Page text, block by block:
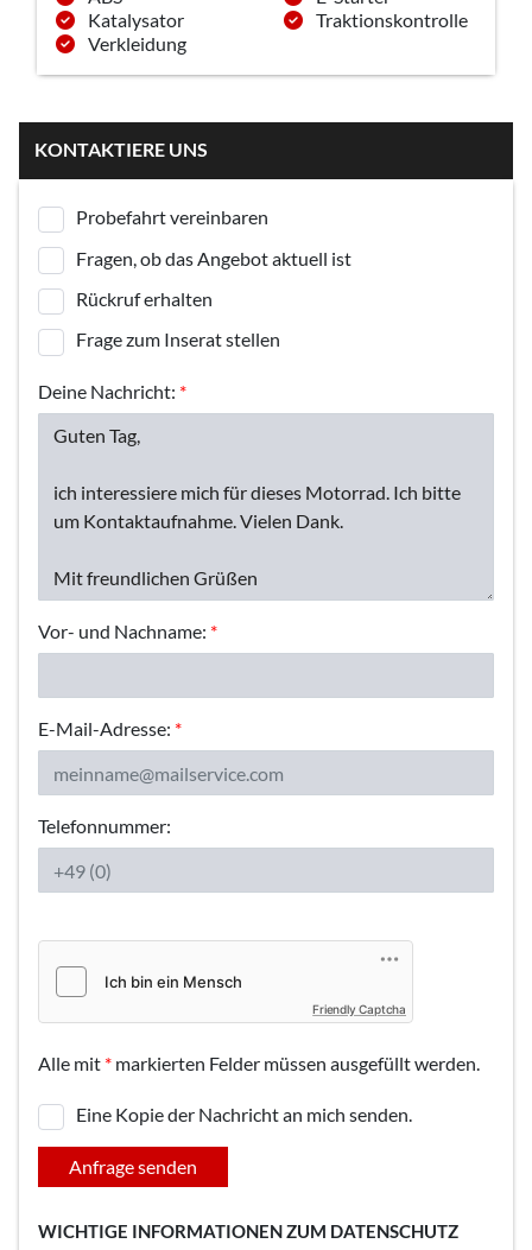
Katalysator
Traktionskontrolle
Verkleidung
KONTAKTIERE UNS
Probefahrt vereinbaren
Fragen, ob das Angebot aktuell ist
Rückruf erhalten
Frage zum Inserat stellen
Deine Nachricht: *
Vor- und Nachname: *
E-Mail-Adresse: *
Telefonnummer:
Friendly Captcha
Alle mit * markierten Felder müssen ausgefüllt werden.
Eine Kopie der Nachricht an mich senden.
Anfrage senden
WICHTIGE INFORMATIONEN ZUM DATENSCHUTZ